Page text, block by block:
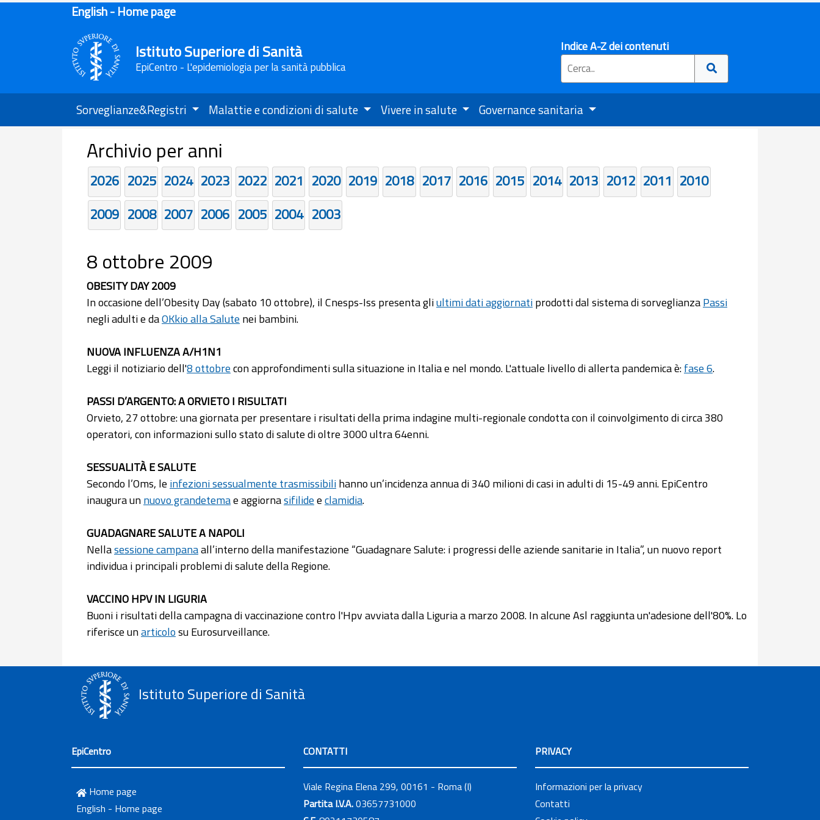
English - Home page
Istituto Superiore di Sanità
EpiCentro - L'epidemiologia per la sanità pubblica
Indice A-Z dei contenuti
Sorveglianze&Registri Malattie e condizioni di salute Vivere in salute Governance sanitaria
Archivio per anni
2026 2025 2024 2023 2022 2021 2020 2019 2018 2017 2016 2015 2014 2013 2012 2011 2010
2009 2008 2007 2006 2005 2004 2003
8 ottobre 2009
OBESITY DAY 2009
In occasione dell’Obesity Day (sabato 10 ottobre), il Cnesps-Iss presenta gliultimi dati aggiornatiprodotti dal sistema di sorveglianzaPassi
negli adulti e daOKkio alla Salute nei bambini.
NUOVA INFLUENZA A/H1N1
Leggi il notiziario dell'8 ottobrecon approfondimenti sulla situazione in Italia e nel mondo. L'attuale livello di allerta pandemica è:fase 6.
PASSI D’ARGENTO: A ORVIETO I RISULTATI
Orvieto, 27 ottobre: una giornata per presentare i risultati della prima indagine multi-regionale condotta con il coinvolgimento di circa 380
operatori, con informazioni sullo stato di salute di oltre 3000 ultra 64enni.
SESSUALITÀ E SALUTE
Secondo l’Oms, le infezioni sessualmente trasmissibilihanno un’incidenza annua di 340 milioni di casi in adulti di 15-49 anni. EpiCentro
inaugura unnuovo grandetemae aggiornasifilideeclamidia.
GUADAGNARE SALUTE A NAPOLI
Nellasessione campanaall’interno della manifestazione “Guadagnare Salute: i progressi delle aziende sanitarie in Italia”, un nuovo report
individua i principali problemi di salute della Regione.
VACCINO HPV IN LIGURIA
Buoni i risultati della campagna di vaccinazione contro l'Hpv avviata dalla Liguria a marzo 2008. In alcune Asl raggiunta un'adesione dell'80%. Lo
riferisce unarticolosu Eurosurveillance.
Istituto Superiore di Sanità
EpiCentro
Home page
English - Home page
CONTATTI
Viale Regina Elena 299, 00161 - Roma (I)
Partita I.V.A.03657731000
PRIVACY
Informazioni per la privacy
Contatti